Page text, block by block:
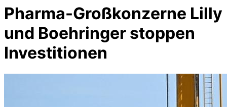
Pharma-Großkonzerne Lilly
und Boehringer stoppen
Investitionen